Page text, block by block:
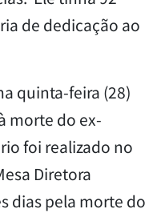
de dedicação ao
quinta-feira (28)
morte do ex-
foi realizado no
Diretora
dias pela morte do